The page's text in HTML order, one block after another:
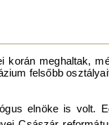
korán meghaltak,
felsőbb
elnöke is volt.